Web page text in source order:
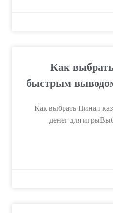
Как
быстрым
Как выбрать Пинап
денег для